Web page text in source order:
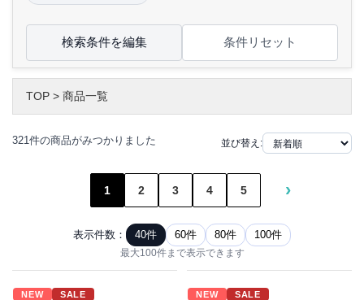
検索条件を編集 条件リセット
TOP > 商品一覧
321件の商品がみつかりました 並び替え:
1 2 3 4 5 ›
表示件数： 40件 60件 80件 100件
最大100件まで表示できます
NEW SALE NEW SALE